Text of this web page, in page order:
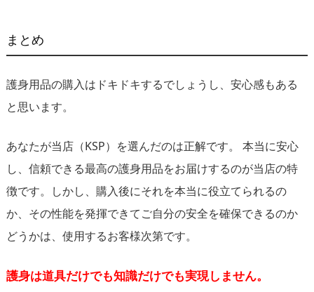
まとめ
護身用品の購入はドキドキするでしょうし、安心感もある
と思います。
あなたが当店（KSP）を選んだのは正解です。 本当に安心
し、信頼できる最高の護身用品をお届けするのが当店の特
徴です。しかし、購入後にそれを本当に役立てられるの
か、その性能を発揮できてご自分の安全を確保できるのか
どうかは、使用するお客様次第です。
護身は道具だけでも知識だけでも実現しません。